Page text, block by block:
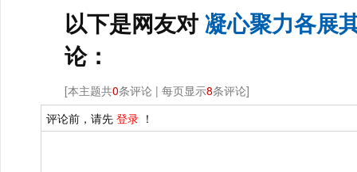
以下是网友对 凝心聚力各展
论：
[本主题共0条评论 | 每页显示8条评论]
评论前，请先 登录 ！